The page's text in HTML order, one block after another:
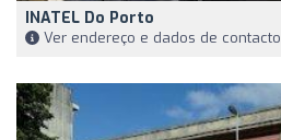
INATEL Do Porto
Ver endereço e dados de contacto